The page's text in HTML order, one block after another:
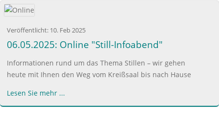
Veröffentlicht: 10. Feb 2025
06.05.2025: Online "Still-Infoabend"
Informationen rund um das Thema Stillen – wir gehen
heute mit Ihnen den Weg vom Kreißsaal bis nach Hause
Lesen Sie mehr ...